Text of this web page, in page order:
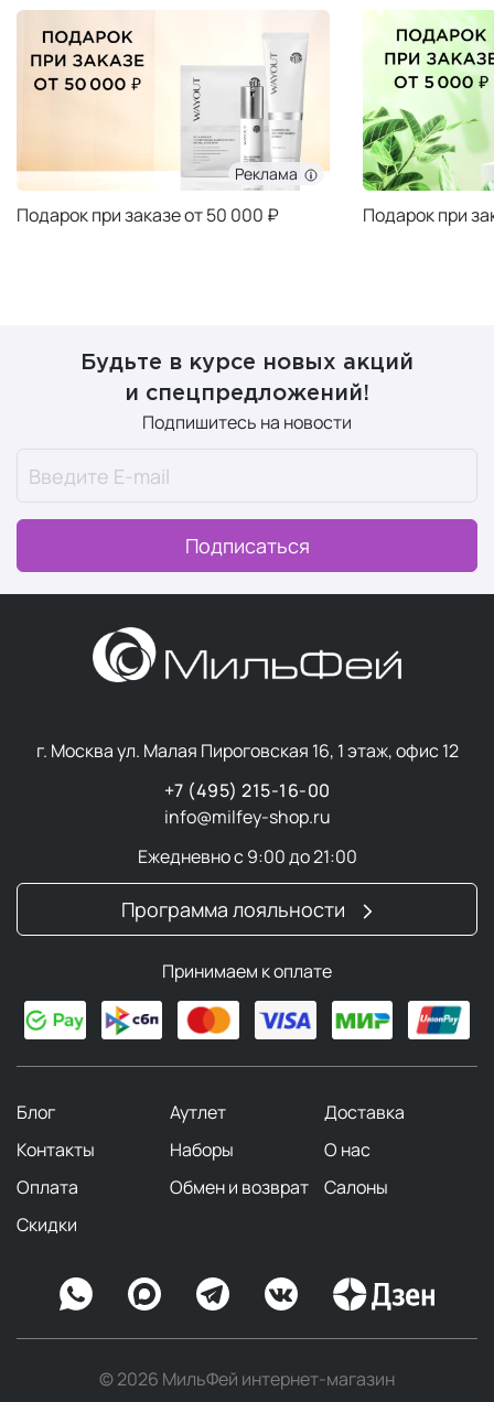
Реклама
Подарок при заказе от 50 000 ₽ Подарок при
Будьте в курсе новых акций
и спецпредложений!
Подпишитесь на новости
Подписаться
г. Москва ул. Малая Пироговская 16, 1 этаж, офис 12
+7 (495) 215-16-00
info@milfey-shop.ru
Ежедневно с 9:00 до 21:00
Программа лояльности
Принимаем к оплате
Блог Аутлет
Доставка
Контакты
Наборы
О нас
Оплата
Обмен и возврат
Салоны
Скидки
© 2026 МильФей интернет-магазин